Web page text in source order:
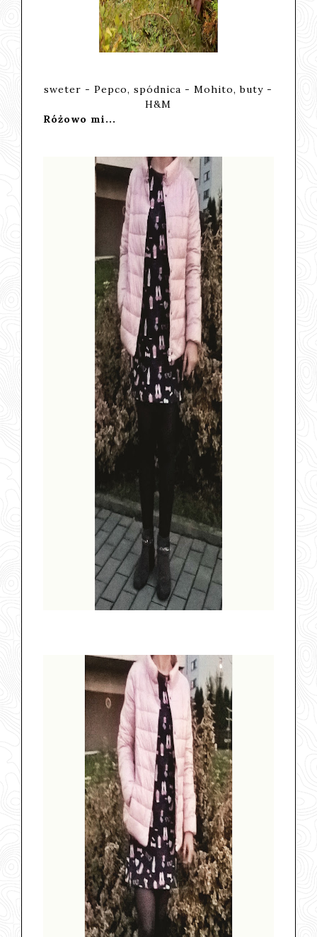
sweter - Pepco, spódnica - Mohito, buty -
H&M
Różowo mi...